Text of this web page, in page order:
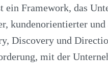
ein Framework, das
kundenorientierter und
Discovery und
mit der